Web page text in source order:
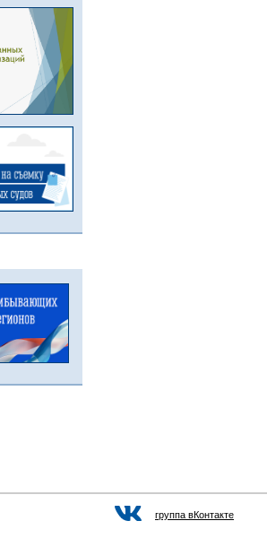
группа вКонтакте